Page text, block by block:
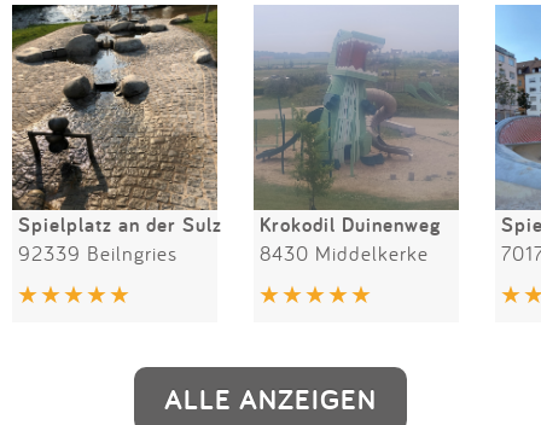
Spielplatz an der Sulz
92339 Beilngries
Krokodil Duinenweg
8430 Middelkerke
ALLE ANZEIGEN